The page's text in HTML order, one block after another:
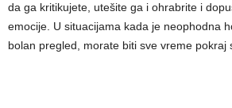
da ga kritikujete, utešite ga i ohrabrite i
emocije. U situacijama kada je neophodna
bolan pregled, morate biti sve vreme pokraj